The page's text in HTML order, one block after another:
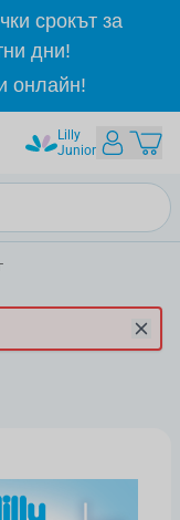
срокът за
дни!
онлайн!
Lilly
Junior